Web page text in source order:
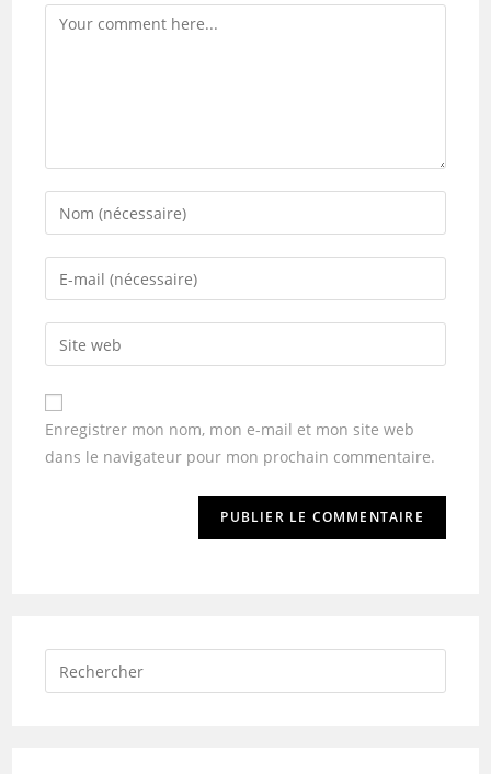
Enregistrer mon nom, mon e-mail et mon site web
dans le navigateur pour mon prochain commentaire.